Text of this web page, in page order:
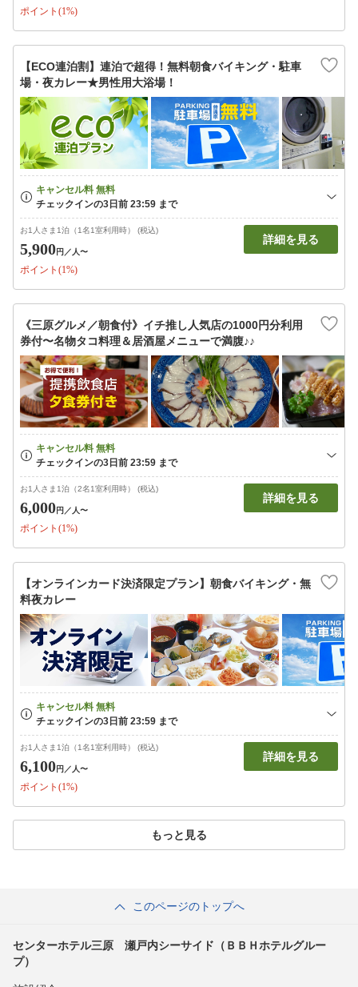
ポイント(1%)
【ECO連泊割】連泊で超得！無料朝食バイキング・駐車
場・夜カレー★男性用大浴場！
お1人さま1泊（1名1室利用時） (税込)
5,900円 ／人〜
ポイント(1%)
詳細を見る
《三原グルメ／朝食付》イチ推し人気店の1000円分利用
券付〜名物タコ料理＆居酒屋メニューで満腹♪♪
お1人さま1泊（2名1室利用時） (税込)
6,000円 ／人〜
ポイント(1%)
詳細を見る
【オンラインカード決済限定プラン】朝食バイキング・無
料夜カレー
お1人さま1泊（1名1室利用時） (税込)
6,100円 ／人〜
ポイント(1%)
詳細を見る
もっと見る
このページのトップへ
センターホテル三原 瀬戸内シーサイド（ＢＢＨホテルグルー
プ）